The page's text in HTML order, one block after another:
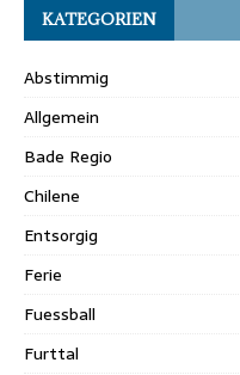
KATEGORIEN
Abstimmig
Allgemein
Bade Regio
Chilene
Entsorgig
Ferie
Fuessball
Furttal